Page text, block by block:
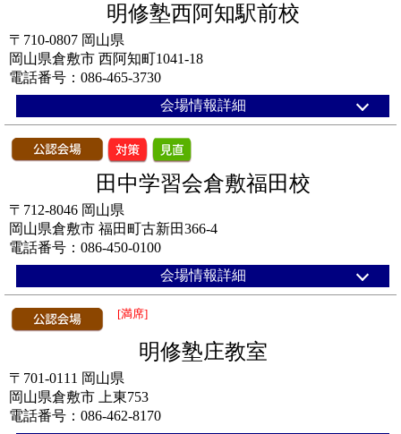
明修塾西阿知駅前校
〒710-0807 岡山県
岡山県倉敷市 西阿知町1041-18
電話番号：086-465-3730
会場情報詳細
田中学習会倉敷福田校
〒712-8046 岡山県
岡山県倉敷市 福田町古新田366-4
電話番号：086-450-0100
会場情報詳細
[満席]
明修塾庄教室
〒701-0111 岡山県
岡山県倉敷市 上東753
電話番号：086-462-8170